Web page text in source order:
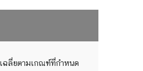
ฉลี่ยตามเกณฑ์ที่กำหนด